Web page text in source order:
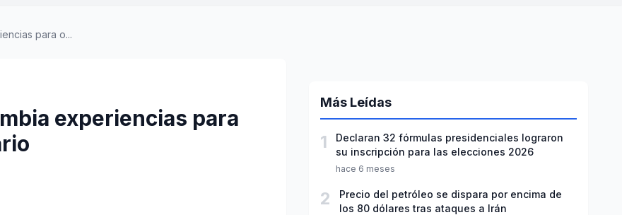
para o...
experiencias para
Más Leídas
1
Declaran 32 fórmulas presidenciales lograron
su inscripción para las elecciones 2026
hace 6 meses
2
Precio del petróleo se dispara por encima de
los 80 dólares tras ataques a Irán